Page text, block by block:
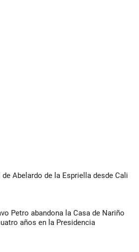
Abelardo de la Espriella desde Cali
Petro abandona la Casa de Nariño
años en la Presidencia